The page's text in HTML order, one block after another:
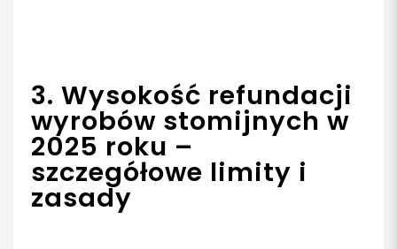
3. Wysokość refundacji
wyrobów stomijnych w
2025 roku –
szczegółowe limity i
zasady